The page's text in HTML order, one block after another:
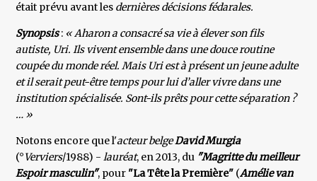
était prévu avant les dernières décisions fédarales.
Synopsis: « Aharon a consacré sa vie à élever son fils
autiste, Uri. Ils vivent ensemble dans une douce routine
coupée du monde réel. Mais Uri est à présent un jeune adulte
et il serait peut-être temps pour lui d’aller vivre dans une
institution spécialisée. Sont-ils prêts pour cette séparation ?
… »
Notons encore que l'acteur belgeDavid Murgia
(°Verviers/1988) -lauréat, en 2013, du "Magritte du meilleur
Espoirmasculin", pour "La Tête la Première" (Amélie van